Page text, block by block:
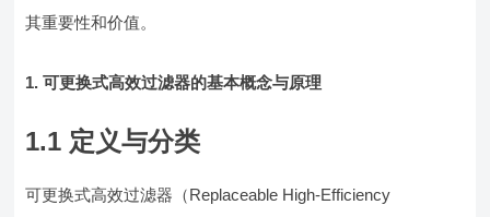
其重要性和价值。
1. 可更换式高效过滤器的基本概念与原理
1.1 定义与分类
可更换式高效过滤器（Replaceable High-Efficiency